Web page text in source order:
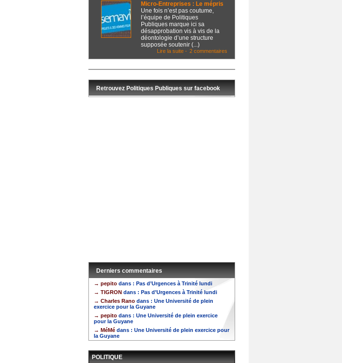
Micro-Entreprises : Le mépris
Une fois n’est pas coutume,
l’équipe de Politiques
Publiques marque ici sa
désapprobation vis à vis de la
déontologie d’une structure
supposée soutenir (...)
2 commentaires
Lire la suite -
Retrouvez Politiques Publiques sur facebook
Derniers commentaires
→ pepito dans : Pas d’Urgences à Trinité lundi
→ TIGRON dans : Pas d’Urgences à Trinité lundi
→ Charles Rano dans : Une Université de plein
exercice pour la Guyane
→ pepito dans : Une Université de plein exercice
pour la Guyane
→ MéMé dans : Une Université de plein exercice pour
la Guyane
POLITIQUE